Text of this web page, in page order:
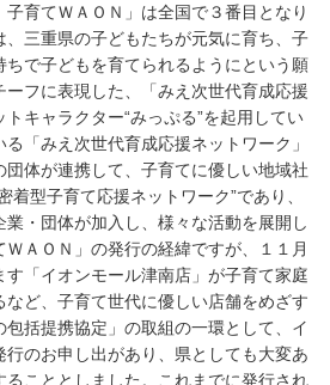
育てＷＡＯＮ」は全国で３番目となり
、三重県の子どもたちが元気に育ち、子
で子どもを育てられるようにという願
フに表現した、「みえ次世代育成応援
キャラクター“みっぷる”を起用してい
「みえ次世代育成応援ネットワーク」
体が連携して、子育てに優しい地域社
着型子育て応援ネットワーク”であり、
・団体が加入し、様々な活動を展開し
ＡＯＮ」の発行の経緯ですが、１１月
す「イオンモール津南店」が子育て家庭
ど、子育て世代に優しい店舗をめざす
括提携協定」の取組の一環として、イ
のお申し出があり、県としても大変あ
ることとしました。これまでに発行され